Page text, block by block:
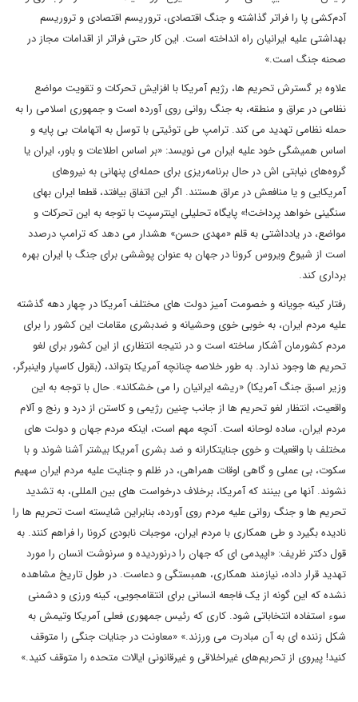
آدم‌کشی پا را فراتر گذاشته و جنگ اقتصادی، تروریسم اقتصادی و تروریسم
بهداشتی علیه ایرانیان راه انداخته است. این کار حتی فراتر از اقدامات مجاز در
صحنه جنگ است.»
علاوه بر گسترش تحریم ها، رژیم آمریکا با افزایش تحرکات و تقویت مواضع
نظامی در عراق و منطقه، به جنگ روانی روی آورده است و جمهوری اسلامی را به
حمله نظامی تهدید می کند. ترامپ طی توئیتی با توسل به اتهامات بی پایه و
اساس همیشگی خود علیه ایران می نویسد: «بر اساس اطلاعات و باور، ایران یا
گروه‌های نیابتی‌ اش در حال برنامه‌ریزی برای حمله‌ای پنهانی به نیروهای
آمریکایی و یا منافعش در عراق هستند. اگر این اتفاق بیافتد، قطعا ایران بهای
سنگینی خواهد پرداخت!» پایگاه تحلیلی اینترسپت با توجه به این تحرکات و
مواضع، در یادداشتی به قلم «مهدی حسن» هشدار می دهد که ترامپ درصدد
است از شیوع ویروس کرونا در جهان به عنوان پوششی برای جنگ با ایران بهره
برداری کند.
رفتار کینه جویانه و خصومت آمیز دولت های مختلف آمریکا در چهار دهه گذشته
علیه مردم ایران، به خوبی خوی وحشیانه و ضدبشری مقامات این کشور را برای
مردم کشورمان آشکار ساخته است و در نتیجه انتظاری از این کشور برای لغو
تحریم ها وجود ندارد. به طور خلاصه چنانچه آمریکا بتواند، (بقول کاسپار واینبرگر،
وزیر اسبق جنگ آمریکا) «ریشه ایرانیان را می خشکاند». حال با توجه به این
واقعیت، انتظار لغو تحریم ها از جانب چنین رژیمی و کاستن از درد و رنج و آلام
مردم ایران، ساده لوحانه است. آنچه مهم است، اینکه مردم جهان و دولت های
مختلف با واقعیات و خوی جنایتکارانه و ضد بشری آمریکا بیشتر آشنا شوند و با
سکوت، بی عملی و گاهی اوقات همراهی، در ظلم و جنایت علیه مردم ایران سهیم
نشوند. آنها می بینند که آمریکا، برخلاف درخواست های بین المللی، به تشدید
تحریم ها و جنگ روانی علیه مردم روی آورده، بنابراین شایسته است تحریم ها را
نادیده بگیرد و طی همکاری با مردم ایران، موجبات نابودی کرونا را فراهم کنند. به
قول دکتر ظریف: «اپیدمى ای که جهان را درنوردیده و سرنوشت انسان را مورد
تهدید قرار داده، نیازمند همکارى، همبستگى و دعاست. در طول تاریخ مشاهده
نشده که این گونه از یک فاجعه انسانى براى انتقامجویى، کینه ورزى و دشمنى
سوء استفاده انتخاباتی شود. کارى که رئیس جمهوری فعلى آمریکا وتیمش به
شکل زننده اى به آن مبادرت مى ورزند.» «معاونت در جنایات جنگی را متوقف
کنید! پیروی از تحریم‌های غیراخلاقی و غیرقانونی ایالات متحده را متوقف کنید.»